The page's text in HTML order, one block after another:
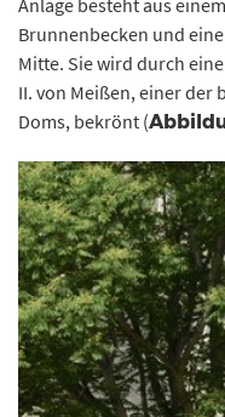
Anlage besteht aus
Brunnenbecken und
Mitte. Sie wird durch
II. von Meißen, einer
Doms, bekrönt (